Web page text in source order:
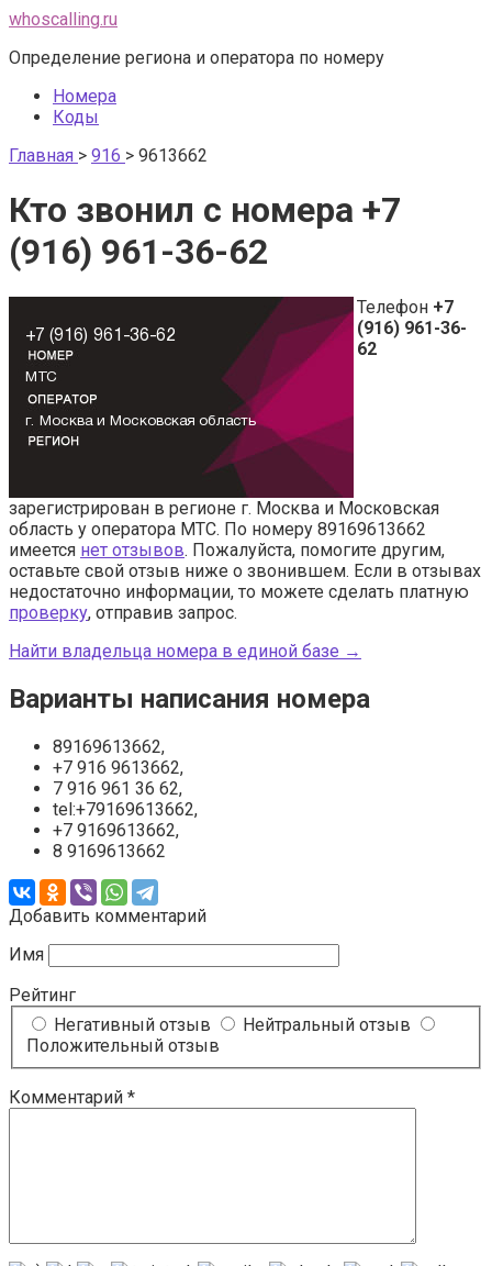
Перейти
контенту
whoscalling.ru
Определение региона и оператора по номеру
Номера
Коды
Главная > 916 > 9613662
Кто звонил с номера +7
(916) 961-36-62
Телефон +7
(916) 961-36-
62
зарегистрирован в регионе г. Москва и Московская
область у оператора МТС. По номеру 89169613662
имеется нет отзывов. Пожалуйста, помогите другим,
оставьте свой отзыв ниже о звонившем. Если в отзывах
недостаточно информации, то можете сделать платную
проверку, отправив запрос.
Найти владельца номера в единой базе →
Варианты написания номера
89169613662,
+7 916 9613662,
7 916 961 36 62,
tel:+79169613662,
+7 9169613662,
8 9169613662
Добавить комментарий
Имя
Рейтинг
Негативный отзыв
Нейтральный отзыв
Положительный отзыв
Комментарий *